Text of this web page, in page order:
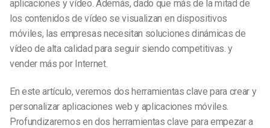
aplicaciones y vídeo. Además, dado que más de la mitad de
los contenidos de vídeo se visualizan en dispositivos
móviles, las empresas necesitan soluciones dinámicas de
vídeo de alta calidad para seguir siendo competitivas. y
vender más por Internet.
En este artículo, veremos dos herramientas clave para crear y
personalizar aplicaciones web y aplicaciones móviles.
Profundizaremos en dos herramientas clave para empezar a